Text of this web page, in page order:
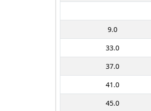
9.0
33.0
37.0
41.0
45.0